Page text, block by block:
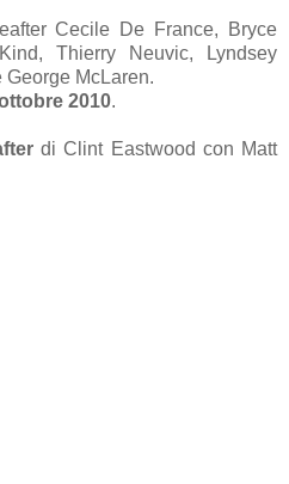
Cecile De France, Bryce
Thierry Neuvic, Lyndsey
George McLaren.
2010.
di Clint Eastwood con Matt